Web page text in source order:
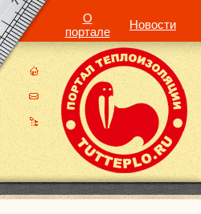
О
портале
Новости